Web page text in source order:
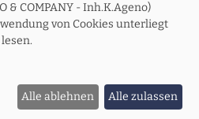
Meine Bestellung
& COMPANY - Inh.K.Ageno)
von Cookies unterliegt
Alle ablehnen Alle zulassen